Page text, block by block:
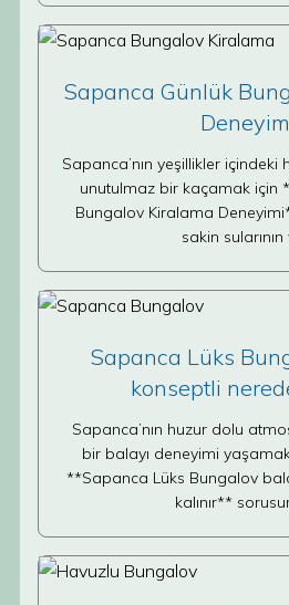
Sapanca Günlük
Sapanca’nın yeşillikler
unutulmaz bir kaçamak için
Bungalov Kiralama
sakin
Sapanca Lüks
konseptli
Sapanca’nın huzur dolu
bir balayı deneyimi
**Sapanca Lüks Bungalov
kalınır**